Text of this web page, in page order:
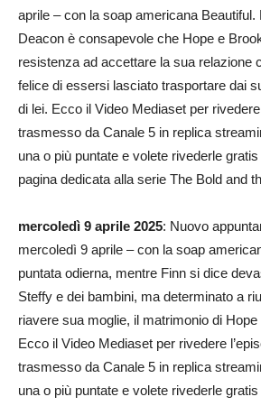
aprile – con la soap americana Beautiful.
Deacon è consapevole che Hope e
resistenza ad accettare la sua relazione
felice di essersi lasciato trasportare dai
di lei. Ecco il Video Mediaset per rivedere
trasmesso da Canale 5 in replica
una o più puntate e volete rivederle
pagina dedicata alla serie The Bold and
mercoledì 9 aprile 2025: Nuovo
mercoledì 9 aprile – con la soap
puntata odierna, mentre Finn si dice
Steffy e dei bambini, ma determinato a
riavere sua moglie, il matrimonio di
Ecco il Video Mediaset per rivedere
trasmesso da Canale 5 in replica
una o più puntate e volete rivederle